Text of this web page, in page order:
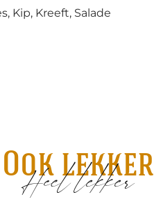
Kip, Kreeft, Salade
Ook lekker
Heel lekker